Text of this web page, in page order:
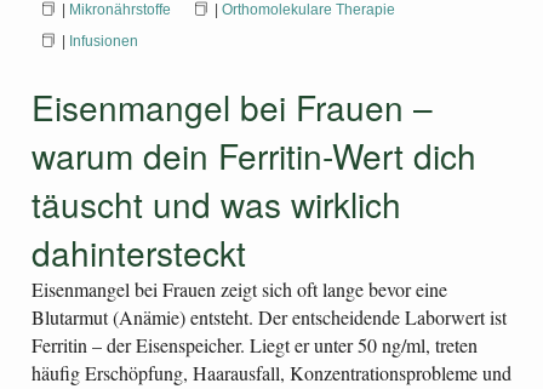
Mikronährstoffe
Orthomolekulare Therapie
Infusionen
Eisenmangel bei Frauen –
warum dein Ferritin-Wert dich
täuscht und was wirklich
dahintersteckt
Eisenmangel bei Frauen zeigt sich oft lange bevor eine
Blutarmut (Anämie) entsteht. Der entscheidende Laborwert ist
Ferritin – der Eisenspeicher. Liegt er unter 50 ng/ml, treten
häufig Erschöpfung, Haarausfall, Konzentrationsprobleme und